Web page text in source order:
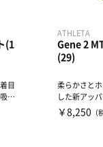
(1
目
収
ATHLETA
Gene 2
(29)
柔らかさと
した新アッ
と安定性に着
￥8,250 （